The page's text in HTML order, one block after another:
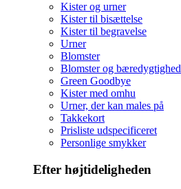
Kister og urner
Kister til bisættelse
Kister til begravelse
Urner
Blomster
Blomster og bæredygtighed
Green Goodbye
Kister med omhu
Urner, der kan males på
Takkekort
Prisliste udspecificeret
Personlige smykker
Efter højtideligheden